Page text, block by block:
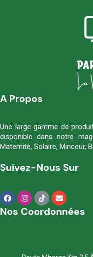
A Propos
Une large gamme de
disponible dans notre
Maternité, Solaire, Minceur,
Suivez-Nous Sur
Nos Coordonnées